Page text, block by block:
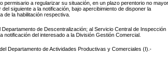
permisario a regularizar su situación, en un plazo perentorio no mayor
siguiente a la notificación, bajo apercibimiento de disponer la
de la habilitación respectiva.
de Descentralización; al Servicio Central de Inspección
notificación del interesado a la División Gestión Comercial.
Departamento de Actividades Productivas y Comerciales (I).-